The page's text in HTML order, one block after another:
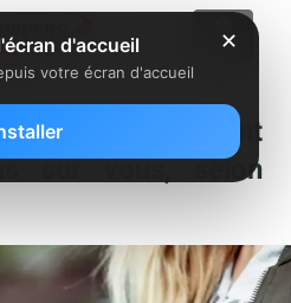
3G/4G permettent
sur vous, selon
✕
d'accueil
votre écran d'accueil